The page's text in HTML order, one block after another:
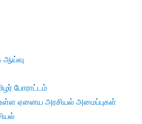
ஆய்வு
போராட்டம்
ஏனைய அரசியல் அமைப்புகள்